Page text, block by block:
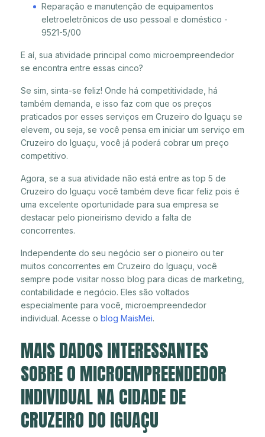
Reparação e manutenção de equipamentos
eletroeletrônicos de uso pessoal e doméstico -
9521-5/00
E aí, sua atividade principal como microempreendedor
se encontra entre essas cinco?
Se sim, sinta-se feliz! Onde há competitividade, há
também demanda, e isso faz com que os preços
praticados por esses serviços em Cruzeiro do Iguaçu se
elevem, ou seja, se você pensa em iniciar um serviço em
Cruzeiro do Iguaçu, você já poderá cobrar um preço
competitivo.
Agora, se a sua atividade não está entre as top 5 de
Cruzeiro do Iguaçu você também deve ficar feliz pois é
uma excelente oportunidade para sua empresa se
destacar pelo pioneirismo devido a falta de
concorrentes.
Independente do seu negócio ser o pioneiro ou ter
muitos concorrentes em Cruzeiro do Iguaçu, você
sempre pode visitar nosso blog para dicas de marketing,
contabilidade e negócio. Eles são voltados
especialmente para você, microempreendedor
individual. Acesse o blog MaisMei.
MAIS DADOS INTERESSANTES
SOBRE O MICROEMPREENDEDOR
INDIVIDUAL NA CIDADE DE
CRUZEIRO DO IGUAÇU